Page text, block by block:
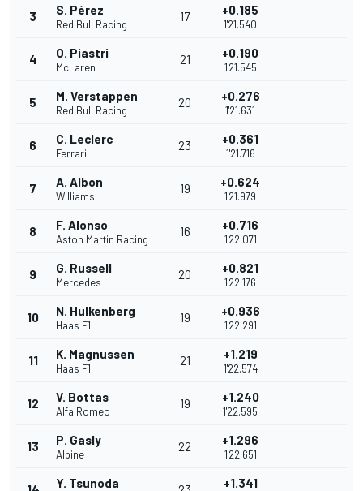
3 S. Pérez
Red Bull Racing
17 +0.185
1'21.540
4 O. Piastri
McLaren
21 +0.190
1'21.545
5 M. Verstappen
Red Bull Racing
20 +0.276
1'21.631
6 C. Leclerc
Ferrari
23 +0.361
1'21.716
7 A. Albon
Williams
19 +0.624
1'21.979
8 F. Alonso
Aston Martin Racing
16 +0.716
1'22.071
9 G. Russell
Mercedes
20 +0.821
1'22.176
10 N. Hulkenberg
Haas F1
19 +0.936
1'22.291
11 K. Magnussen
Haas F1
21 +1.219
1'22.574
12 V. Bottas
Alfa Romeo
19 +1.240
1'22.595
13 P. Gasly
Alpine
22 +1.296
1'22.651
Y. Tsunoda +1.341